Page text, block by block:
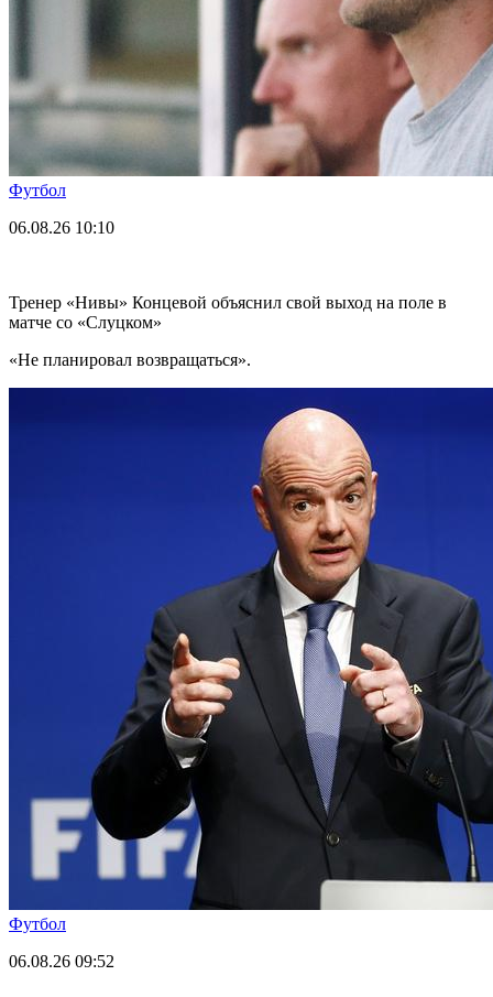
Футбол
06.08.26 10:10
Тренер «Нивы» Концевой объяснил свой выход на поле в
матче со «Слуцком»
«Не планировал возвращаться».
Футбол
06.08.26 09:52